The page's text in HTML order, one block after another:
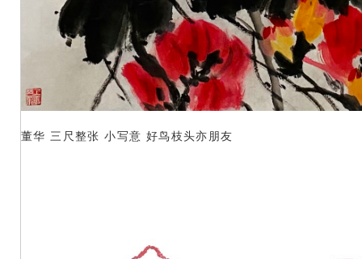
董华 三尺整张 小写意 好鸟枝头亦朋友